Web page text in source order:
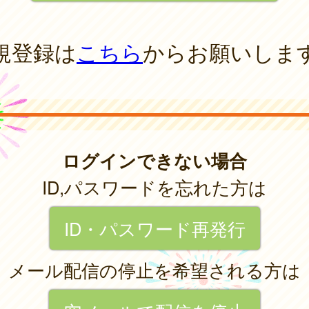
登録はこちらからお願いしま
ログインできない場合
ID,パスワードを忘れた方は
ID・パスワード再発行
メール配信の停止を希望される方は